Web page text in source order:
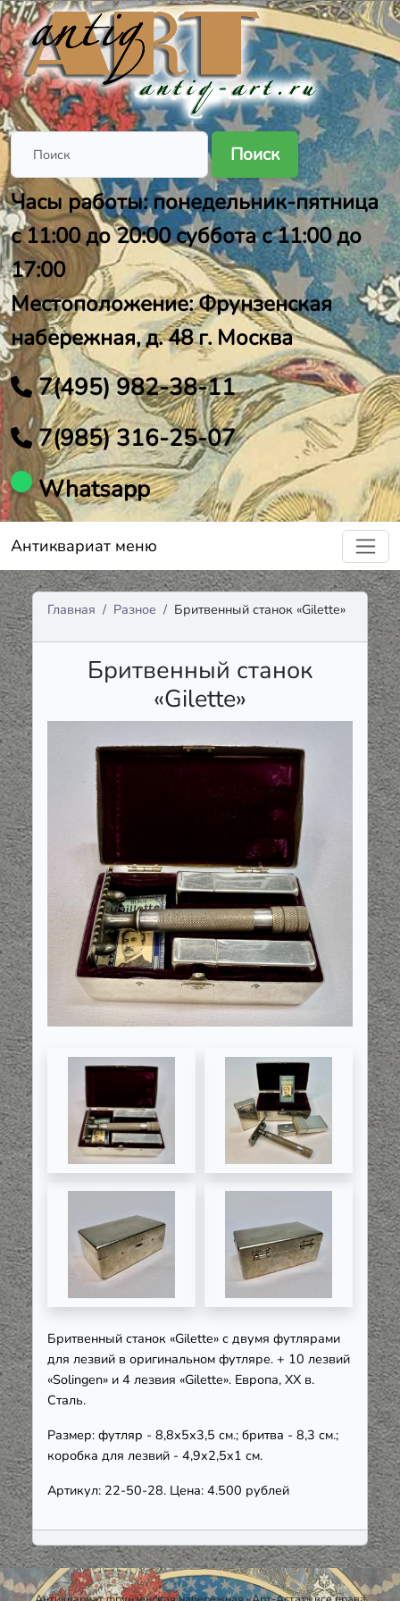
Поиск
Часы работы: понедельник-пятница
с 11:00 до 20:00 суббота с 11:00 до
17:00
Местоположение: Фрунзенская
набережная, д. 48 г. Москва
7(495) 982-38-11
7(985) 316-25-07
Whatsapp
Антиквариат меню
Главная Разное Бритвенный станок «Gilette»
Бритвенный станок
«Gilette»
Бритвенный станок «Gilette» с двумя футлярами
для лезвий в оригинальном футляре. + 10 лезвий
«Solingen» и 4 лезвия «Gilette». Европа, ХХ в.
Сталь.
Размер: футляр - 8,8х5х3,5 см.; бритва - 8,3 см.;
коробка для лезвий - 4,9х2,5х1 см.
Артикул: 22-50-28. Цена: 4.500 рублей